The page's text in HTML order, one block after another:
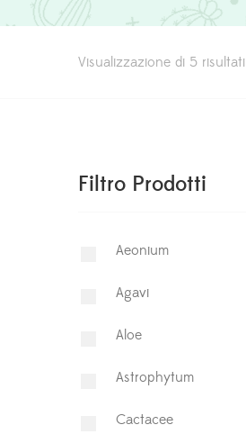
Visualizzazione di 5 risultati
Filtro Prodotti
Aeonium
Agavi
Aloe
Astrophytum
⁠Cactacee